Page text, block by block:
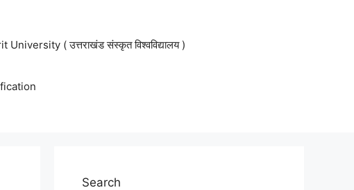
( उत्तराखंड संस्कृत विश्वविद्यालय )
Search